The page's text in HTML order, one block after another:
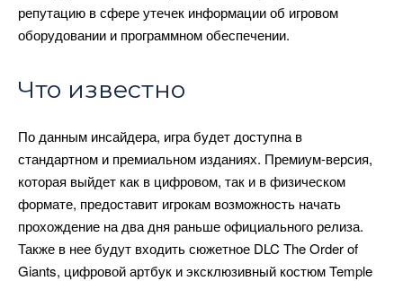
репутацию в сфере утечек информации об игровом
оборудовании и программном обеспечении.
Что известно
По данным инсайдера, игра будет доступна в
стандартном и премиальном изданиях. Премиум-версия,
которая выйдет как в цифровом, так и в физическом
формате, предоставит игрокам возможность начать
прохождение на два дня раньше официального релиза.
Также в нее будут входить сюжетное DLC The Order of
Giants, цифровой артбук и эксклюзивный костюм Temple